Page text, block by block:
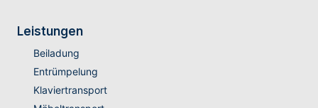
Leistungen
Beiladung
Entrümpelung
Klaviertransport